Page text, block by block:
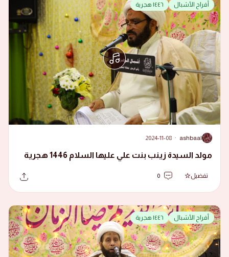
أفراح الأشبال ١٤٤٦ هجرية
A
ashbaal
·
2024-11-08
مولد السيدة زينب بنت علي عليها السلام 1446 هجرية
تفضيل 0
أفراح الأشبال ١٤٤٦ هجرية